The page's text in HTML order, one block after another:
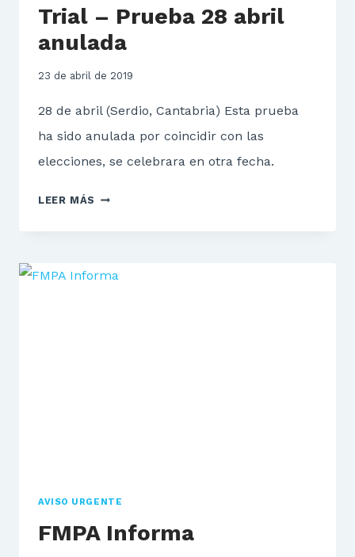
Trial – Prueba 28 abril
anulada
23 de abril de 2019
28 de abril (Serdio, Cantabria) Esta prueba
ha sido anulada por coincidir con las
elecciones, se celebrara en otra fecha.
LEER MÁS TRIAL
ABRIL
AVISO URGENTE
FMPA Informa